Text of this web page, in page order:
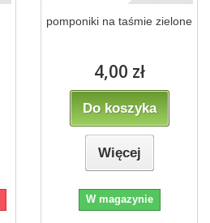
pomponiki na taśmie zielone
4,00 zł
Do koszyka
Więcej
W magazynie